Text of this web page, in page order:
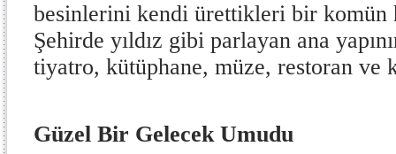
besinlerini kendi ürettikleri bir komün
Şehirde yıldız gibi parlayan ana
tiyatro, kütüphane, müze, restoran ve
Güzel Bir Gelecek Umudu